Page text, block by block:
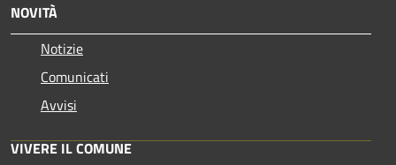
NOVITÀ
Notizie
Comunicati
Avvisi
VIVERE IL COMUNE